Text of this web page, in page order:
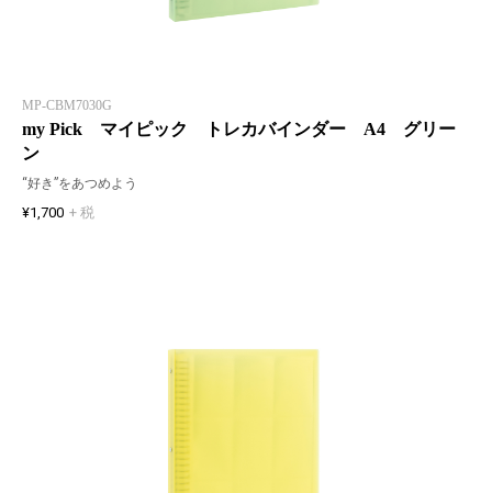
MP-CBM7030G
my Pick マイピック トレカバインダー A4 グリー
ン
“好き”をあつめよう
¥1,700 + 税